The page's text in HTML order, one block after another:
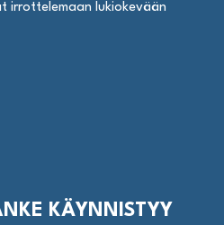
irrottelemaan lukiokevään
KÄYNNISTYY